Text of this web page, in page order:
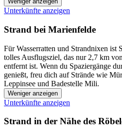
Unterkünfte anzeigen
Strand bei Marienfelde
Für Wasserratten und Strandnixen ist
tolles Ausflugsziel, das nur 2,7 km
entfernt ist. Wenn du Spaziergänge
genießt, freu dich auf Strände wie
Leppinsee und Badestelle Mili.
Weniger anzeigen
Unterkünfte anzeigen
Strand in der Nähe des